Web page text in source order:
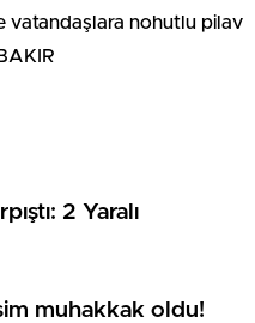
vatandaşlara nohutlu pilav
2 Yaralı
muhakkak oldu!